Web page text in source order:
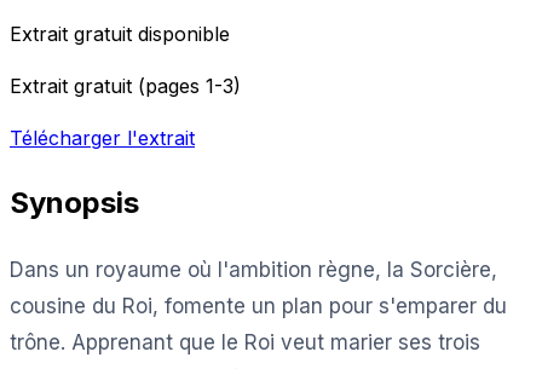
Extrait gratuit disponible
Extrait gratuit (pages 1-3)
Télécharger l'extrait
Synopsis
Dans un royaume où l'ambition règne, la Sorcière,
cousine du Roi, fomente un plan pour s'emparer du
trône. Apprenant que le Roi veut marier ses trois